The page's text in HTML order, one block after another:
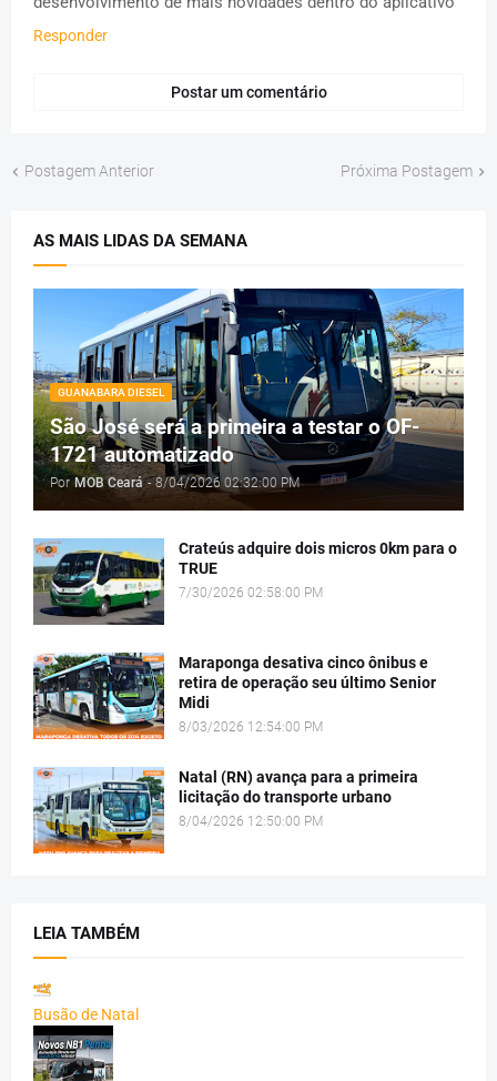
Responder
Postar um comentário
Postagem Anterior Próxima Postagem
AS MAIS LIDAS DA SEMANA
GUANABARA DIESEL
São José será a primeira a testar o OF-
1721 automatizado
Por MOB Ceará - 8/04/2026 02:32:00 PM
Crateús adquire dois micros 0km para o
TRUE
7/30/2026 02:58:00 PM
Maraponga desativa cinco ônibus e
retira de operação seu último Senior
Midi
8/03/2026 12:54:00 PM
Natal (RN) avança para a primeira
licitação do transporte urbano
8/04/2026 12:50:00 PM
LEIA TAMBÉM
Busão de Natal